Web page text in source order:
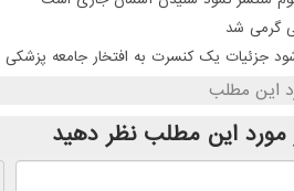
گرمی شد
جزئیات یک کنسرت به افتخار جامعه پزشکی
این مطلب
مورد این مطلب نظر دهید